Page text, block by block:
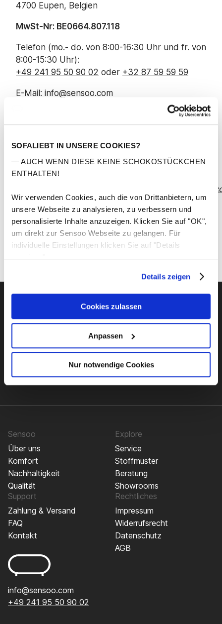
SOFALIEBT IN UNSERE COOKIES?
— AUCH WENN DIESE KEINE SCHOKOSTÜCKCHEN
ENTHALTEN!
Wir verwenden Cookies, auch die von Drittanbietern, um
unsere Webseite zu analysieren, zu verbessern und
personalisierte Inhalte anzuzeigen. Klicken Sie auf "OK",
um direkt zur Sensoo Webseite zu gelangen. Für
individuelle Einstellungen klicken Sie auf "Details
anzeigen".
Details zeigen
Cookies zulassen
Anpassen
Nur notwendige Cookies
4700 Eupen, Belgien
MwSt-Nr: BE0664.807.118
Telefon (mo.- do. von 8:00-16:30 Uhr und fr. von
8:00-15:30 Uhr):
+49 241 95 50 90 02 oder +32 87 59 59 59
E-Mail: info@sensoo.com
https://www.fair-commerce.de/
Plattform für die außergerichtliche Online-
Streitbeilegung (OS-Plattform) bereit,
aufrufbar unter
https://ec.europa.eu/
Wir sind seit dem 04.03.2021 Mitglied der
Initiative „FairCommerce“.
Nähere Informationen hierzu findest Du
unterhttps://www.fair-commerce.de/.
Sensoo
Über uns
Komfort
Nachhaltigkeit
Qualität
Explore
Service
Stoffmuster
Beratung
Showrooms
Support
Zahlung & Versand
FAQ
Kontakt
Rechtliches
Impressum
Widerrufsrecht
Datenschutz
AGB
info@sensoo.com
+49 241 95 50 90 02